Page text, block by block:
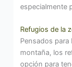
especialmente
Refugios de la
Pensados para
montaña, los
opción para